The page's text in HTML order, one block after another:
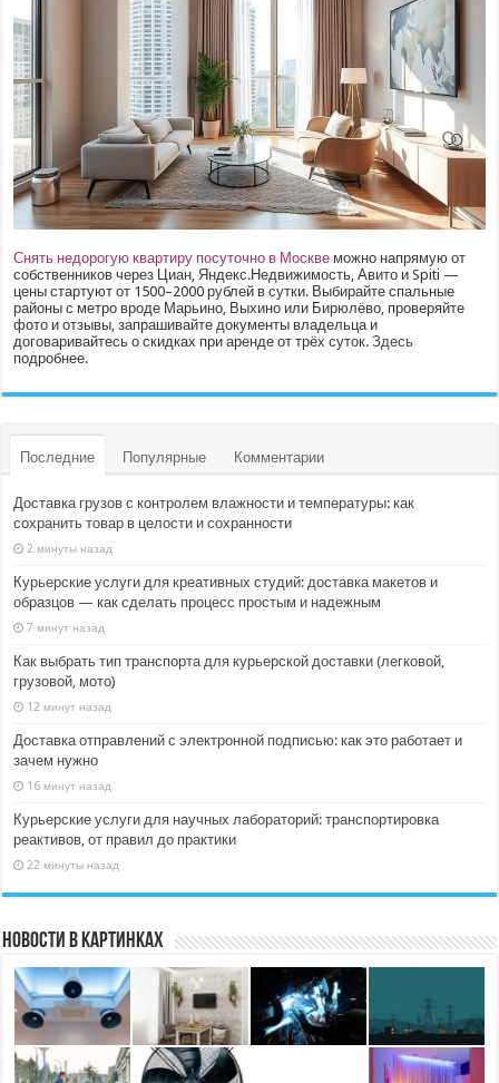
Снять недорогую квартиру посуточно в Москве можно напрямую от
собственников через Циан, Яндекс.Недвижимость, Авито и Spiti —
цены стартуют от 1500–2000 рублей в сутки. Выбирайте спальные
районы с метро вроде Марьино, Выхино или Бирюлёво, проверяйте
фото и отзывы, запрашивайте документы владельца и
договаривайтесь о скидках при аренде от трёх суток.Здесь
подробнее.
Последние Популярные Комментарии
Доставка грузов с контролем влажности и температуры: как
сохранить товар в целости и сохранности
2 минуты назад
Курьерские услуги для креативных студий: доставка макетов и
образцов — как сделать процесс простым и надежным
7 минут назад
Как выбрать тип транспорта для курьерской доставки (легковой,
грузовой, мото)
12 минут назад
Доставка отправлений с электронной подписью: как это работает и
зачем нужно
16 минут назад
Курьерские услуги для научных лабораторий: транспортировка
реактивов, от правил до практики
22 минуты назад
Новости в картинках